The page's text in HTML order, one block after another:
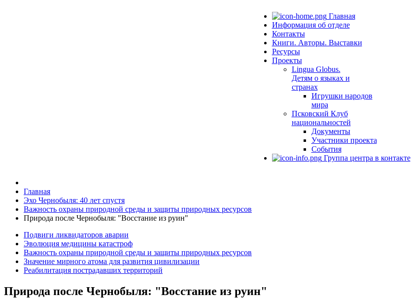
Главная
Информация об отделе
Контакты
Книги. Авторы. Выставки
Ресурсы
Проекты
Lingua Globus.
Детям о языках и
странах
Игрушки народов
мира
Псковский Клуб
национальностей
Документы
Участники проекта
События
Группа центра в контакте
Главная
Эхо Чернобыля: 40 лет спустя
Важность охраны природной среды и защиты природных ресурсов
Природа после Чернобыля: "Восстание из руин"
Подвиги ликвидаторов аварии
Эволюция медицины катастроф
Важность охраны природной среды и защиты природных ресурсов
Значение мирного атома для развития цивилизации
Реабилитация пострадавших территорий
Природа после Чернобыля: "Восстание из руин"